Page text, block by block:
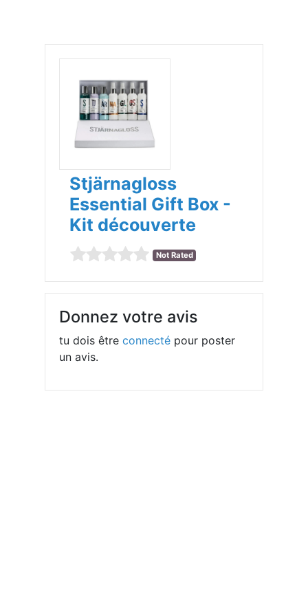
Stjärnagloss
Essential Gift Box -
Kit découverte
Not Rated
Donnez votre avis
tu dois êtreconnecté pour poster
un avis.